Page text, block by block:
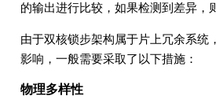
的输出进行比较，如果检测到差异，
由于双核锁步架构属于片上冗余系统
影响，一般需要采取了以下措施：
物理多样性